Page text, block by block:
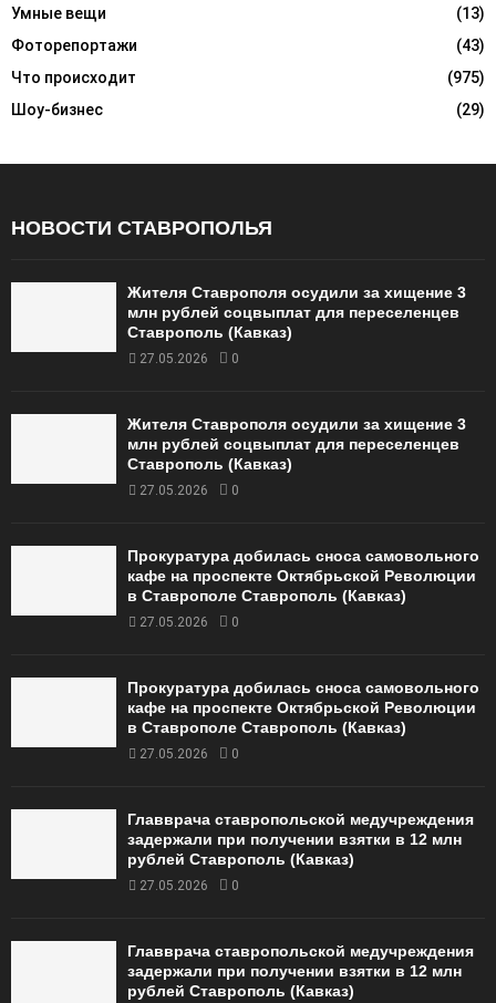
Умные вещи
(13)
Фоторепортажи
(43)
Что происходит
(975)
Шоу-бизнес
(29)
НОВОСТИ СТАВРОПОЛЬЯ
Жителя Ставрополя осудили за хищение 3
млн рублей соцвыплат для переселенцев
Ставрополь (Кавказ)
27.05.2026 0
Жителя Ставрополя осудили за хищение 3
млн рублей соцвыплат для переселенцев
Ставрополь (Кавказ)
27.05.2026 0
Прокуратура добилась сноса самовольного
кафе на проспекте Октябрьской Революции
в Ставрополе Ставрополь (Кавказ)
27.05.2026 0
Прокуратура добилась сноса самовольного
кафе на проспекте Октябрьской Революции
в Ставрополе Ставрополь (Кавказ)
27.05.2026 0
Главврача ставропольской медучреждения
задержали при получении взятки в 12 млн
рублей Ставрополь (Кавказ)
27.05.2026 0
Главврача ставропольской медучреждения
задержали при получении взятки в 12 млн
рублей Ставрополь (Кавказ)